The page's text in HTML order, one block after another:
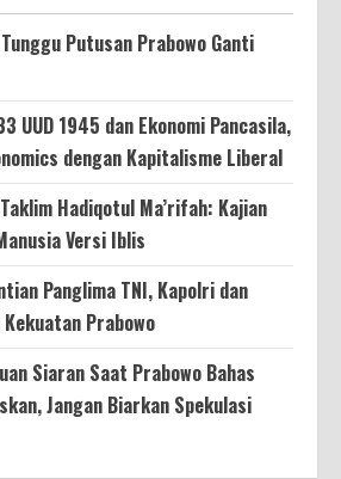
Putusan Prabowo Ganti
UUD 1945 dan Ekonomi Pancasila,
dengan Kapitalisme Liberal
Hadiqotul Ma’rifah: Kajian
Versi Iblis
Panglima TNI, Kapolri dan
Prabowo
Siaran Saat Prabowo Bahas
Jangan Biarkan Spekulasi